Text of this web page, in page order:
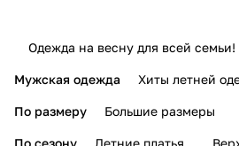
Одежда на весну для всей семьи!
Мужская одежда Хиты летней
По размеру Большие размеры
По сезону Летние платья